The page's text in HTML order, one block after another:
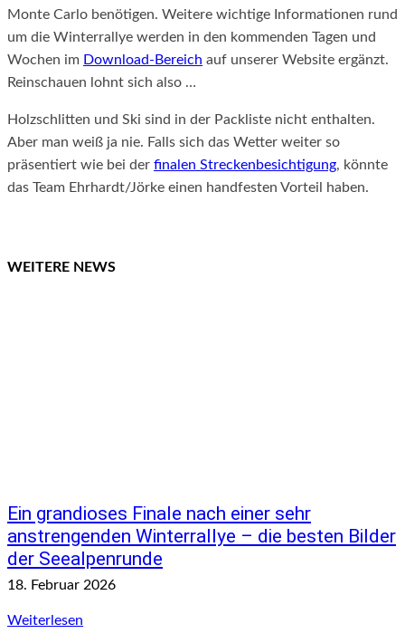
Monte Carlo benötigen. Weitere wichtige Informationen rund
um die Winterrallye werden in den kommenden Tagen und
Wochen im Download-Bereich auf unserer Website ergänzt.
Reinschauen lohnt sich also …
Holzschlitten und Ski sind in der Packliste nicht enthalten.
Aber man weiß ja nie. Falls sich das Wetter weiter so
präsentiert wie bei der finalen Streckenbesichtigung, könnte
das Team Ehrhardt/Jörke einen handfesten Vorteil haben.
WEITERE NEWS
Ein grandioses Finale nach einer sehr
anstrengenden Winterrallye – die besten Bilder
der Seealpenrunde
18. Februar 2026
Weiterlesen